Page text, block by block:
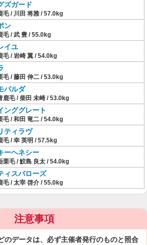
ズガード
毛 / 川田 将雅 / 57.0kg
ン
毛 / 武 豊 / 55.0kg
イユ
毛 / 岩崎 翼 / 54.0kg
毛 / 藤田 伸二 / 53.0kg
パルダ
鹿毛 / 柴田 未崎 / 53.0kg
ンググレート
毛 / 和田 竜二 / 54.0kg
ティラヴ
毛 / 幸 英明 / 57.5kg
ーヘネシー
栗毛 / 鮫島 良太 / 54.0kg
ィスバローズ
毛 / 太宰 啓介 / 55.0kg
注意事項
のデータは、必ず主催者発行のものと照合